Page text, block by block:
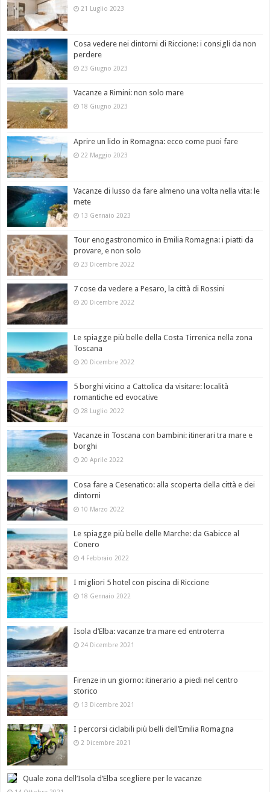
21 Luglio 2023
Cosa vedere nei dintorni di Riccione: i consigli da non
perdere
23 Giugno 2023
Vacanze a Rimini: non solo mare
18 Giugno 2023
Aprire un lido in Romagna: ecco come puoi fare
22 Maggio 2023
Vacanze di lusso da fare almeno una volta nella vita: le
mete
13 Gennaio 2023
Tour enogastronomico in Emilia Romagna: i piatti da
provare, e non solo
23 Dicembre 2022
7 cose da vedere a Pesaro, la città di Rossini
20 Dicembre 2022
Le spiagge più belle della Costa Tirrenica nella zona
Toscana
20 Dicembre 2022
5 borghi vicino a Cattolica da visitare: località
romantiche ed evocative
28 Luglio 2022
Vacanze in Toscana con bambini: itinerari tra mare e
borghi
20 Aprile 2022
Cosa fare a Cesenatico: alla scoperta della città e dei
dintorni
10 Marzo 2022
Le spiagge più belle delle Marche: da Gabicce al
Conero
4 Febbraio 2022
I migliori 5 hotel con piscina di Riccione
18 Gennaio 2022
Isola d’Elba: vacanze tra mare ed entroterra
24 Dicembre 2021
Firenze in un giorno: itinerario a piedi nel centro
storico
13 Dicembre 2021
I percorsi ciclabili più belli dell’Emilia Romagna
2 Dicembre 2021
Quale zona dell’Isola d’Elba scegliere per le vacanze